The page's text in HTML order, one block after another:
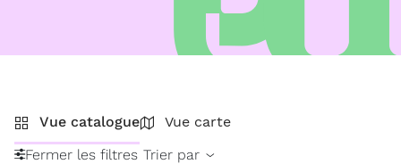
Vue catalogue
Vue carte
Fermer les filtres Trier par